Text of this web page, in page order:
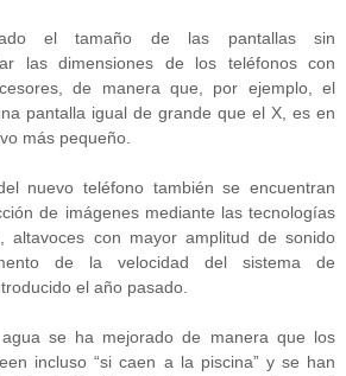
el tamaño de las pantallas sin
las dimensiones de los teléfonos con
de manera que, por ejemplo, el
pantalla igual de grande que el X, es en
más pequeño.
nuevo teléfono también se encuentran
de imágenes mediante las tecnologías
altavoces con mayor amplitud de sonido
de la velocidad del sistema de
el año pasado.
se ha mejorado de manera que los
incluso “si caen a la piscina” y se han